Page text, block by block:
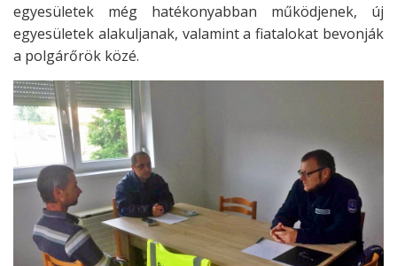
egyesületek még hatékonyabban működjenek, új
egyesületek alakuljanak, valamint a fiatalokat bevonják
a polgárőrök közé.